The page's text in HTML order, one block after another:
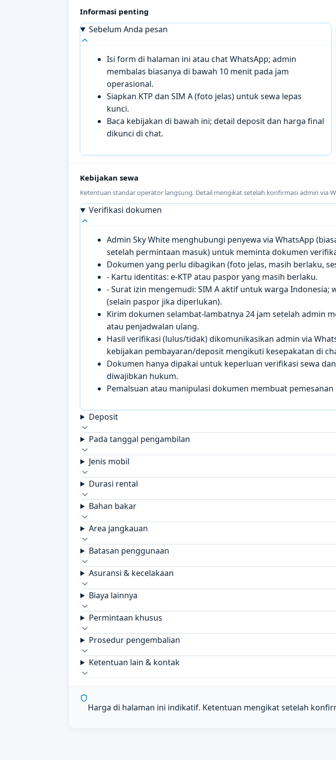
Informasi penting
Sebelum Anda pesan
Isi form di halaman ini atau chat WhatsApp; admin
membalas biasanya di bawah 10 menit pada jam
operasional.
Siapkan KTP dan SIM A (foto jelas) untuk sewa lepas
kunci.
Baca kebijakan di bawah ini; detail deposit dan harga final
dikunci di chat.
Kebijakan sewa
Ketentuan standar operator langsung. Detail mengikat setelah konfirmasi admin via
Verifikasi dokumen
Admin Sky White menghubungi penyewa via WhatsApp
setelah permintaan masuk) untuk meminta dokumen
Dokumen yang perlu dibagikan (foto jelas, masih berlaku,
- Kartu identitas: e-KTP atau paspor yang masih berlaku.
- Surat izin mengemudi: SIM A aktif untuk warga
(selain paspor jika diperlukan).
Kirim dokumen selambat-lambatnya 24 jam setelah admin
atau penjadwalan ulang.
Hasil verifikasi (lulus/tidak) dikomunikasikan admin via
kebijakan pembayaran/deposit mengikuti kesepakatan di
Dokumen hanya dipakai untuk keperluan verifikasi sewa
diwajibkan hukum.
Pemalsuan atau manipulasi dokumen membuat
Deposit
Pada tanggal pengambilan
Jenis mobil
Durasi rental
Bahan bakar
Area jangkauan
Batasan penggunaan
Asuransi & kecelakaan
Biaya lainnya
Permintaan khusus
Prosedur pengembalian
Ketentuan lain & kontak
Harga di halaman ini indikatif. Ketentuan mengikat setelah